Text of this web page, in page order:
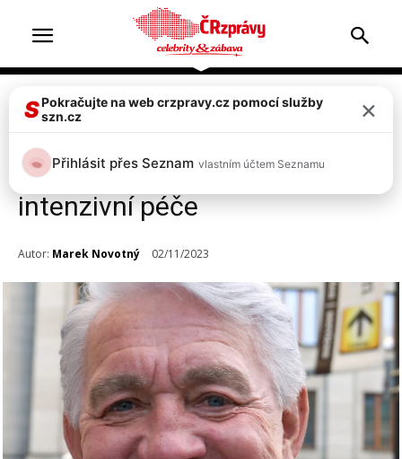
Celebrity
Strach o oblíbeného herce! Jiří
Krampol skončil na jednotce
intenzivní péče
Autor: Marek Novotný 02/11/2023
SPokračujte na web crzpravy.cz pomocí služby
szn.cz
×
Přihlásit přes Seznam vlastním účtem Seznamu